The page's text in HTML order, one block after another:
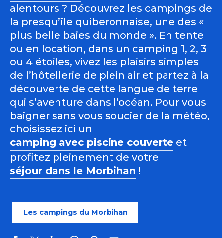
alentours ? Découvrez les campings de
la presqu’île quiberonnaise, une des «
plus belle baies du monde ». En tente
ou en location, dans un camping 1, 2, 3
ou 4 étoiles, vivez les plaisirs simples
de l’hôtellerie de plein air et partez à la
découverte de cette langue de terre
qui s’aventure dans l’océan. Pour vous
baigner sans vous soucier de la météo,
choisissez ici un
camping avec piscine couverte et
profitez pleinement de votre
séjour dans le Morbihan !
Les campings du Morbihan